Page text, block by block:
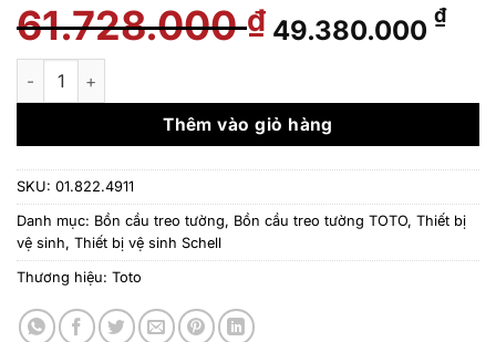
61.728.000₫ Giá
gốc
61.728.000 ₫.
49.380.000 ₫Giá
là:
Bàn cầu khung két, nút nhấn schell +Thân cầu nắp đậy TOTO
Thêm vào giỏ hàng
SKU: 01.822.4911
Danh mục: Bồn cầu treo tường, Bồn cầu treo tường TOTO, Thiết bị
vệ sinh, Thiết bị vệ sinh Schell
Thương hiệu: Toto